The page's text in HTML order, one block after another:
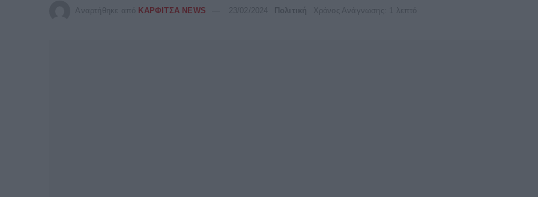
Αναρτήθηκε από ΚΑΡΦΙΤΣΑ NEWS 23/02/2024 Πολιτική Χρόνος Ανάγνωσης: 1 λεπτό